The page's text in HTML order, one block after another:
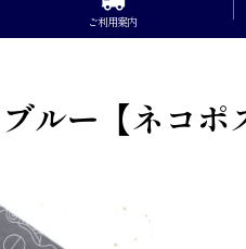
ご利用案内
ルー【ネコポ